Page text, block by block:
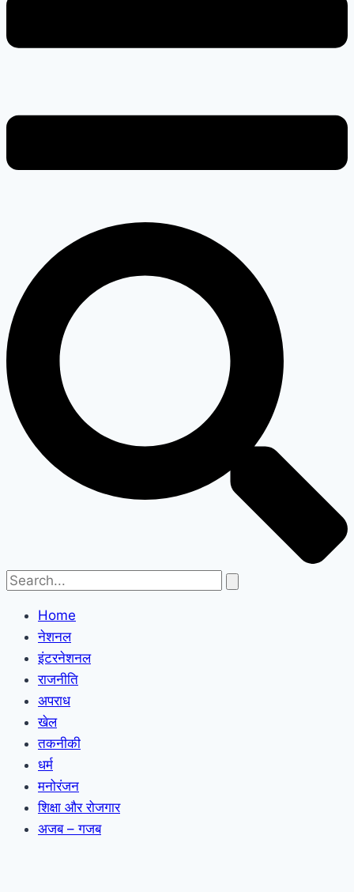
Home
नेशनल
इंटरनेशनल
राजनीति
अपराध
खेल
तकनीकी
धर्म
मनोरंजन
शिक्षा और रोजगार
अजब – गजब